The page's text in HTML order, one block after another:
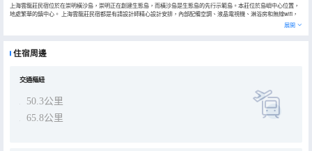
上海雲龍莊民宿位於在崇明橫沙島，崇明正在創建生態島，而橫沙島是生態島的先行示範島。本莊位於島嶼中心位置，
地處繁華的鎮中心。 上海雲龍莊民宿都是有請設計師精心設計安排，內部配備空調、液晶電視機、淋浴房和無線wifi，
展開
住宿周邊
交通樞紐
50.3公里
65.8公里